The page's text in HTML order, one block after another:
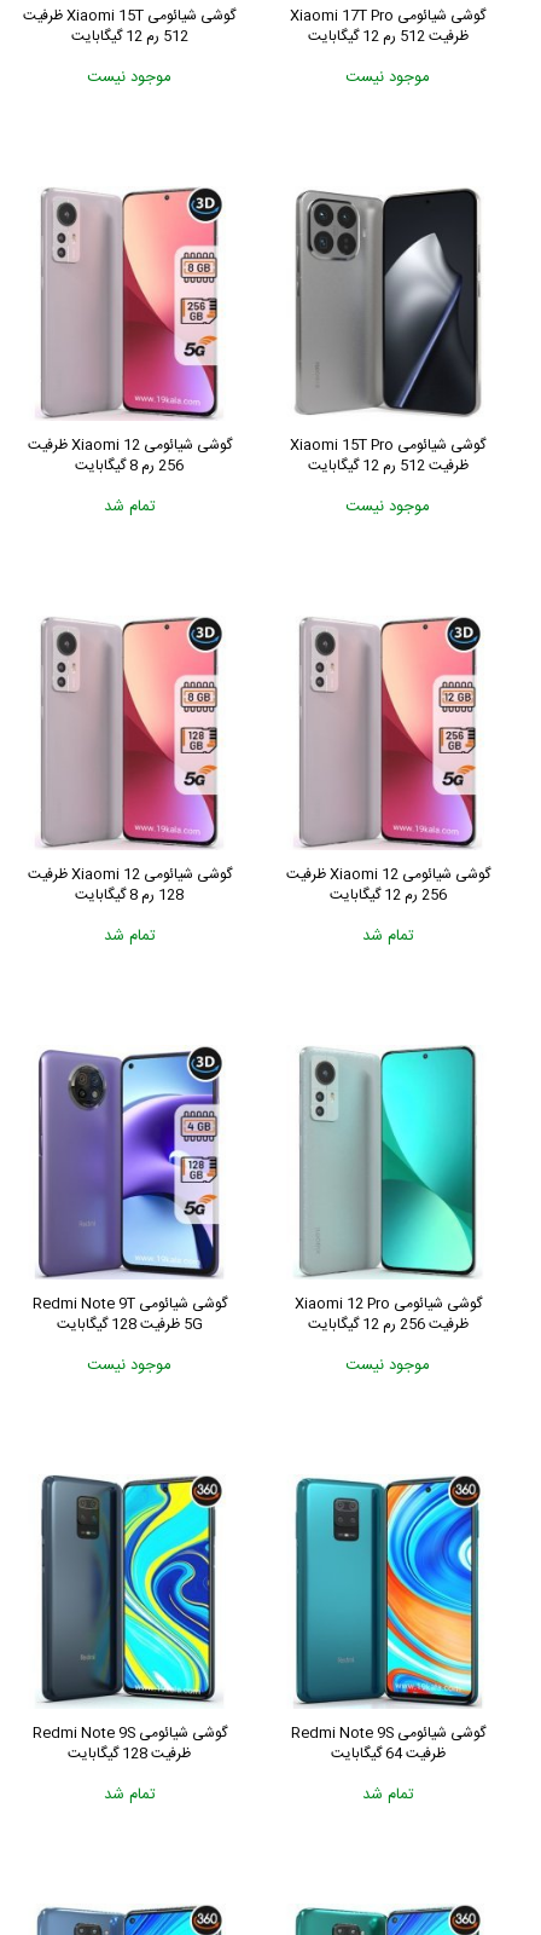
گوشی شیائومی Xiaomi 17T Pro
ظرفیت 512 رم 12 گیگابایت
موجود نیست
گوشی شیائومی Xiaomi 15T ظرفیت
512 رم 12 گیگابایت
موجود نیست
گوشی شیائومی Xiaomi 15T Pro
ظرفیت 512 رم 12 گیگابایت
موجود نیست
گوشی شیائومی Xiaomi 12 ظرفیت
256 رم 8 گیگابایت
تمام شد
گوشی شیائومی Xiaomi 12 ظرفیت
256 رم 12 گیگابایت
تمام شد
گوشی شیائومی Xiaomi 12 ظرفیت
128 رم 8 گیگابایت
تمام شد
گوشی شیائومی Xiaomi 12 Pro
ظرفیت 256 رم 12 گیگابایت
موجود نیست
گوشی شیائومی Redmi Note 9T
5G ظرفیت 128 گیگابایت
موجود نیست
گوشی شیائومی Redmi Note 9S
ظرفیت 64 گیگابایت
تمام شد
گوشی شیائومی Redmi Note 9S
ظرفیت 128 گیگابایت
تمام شد